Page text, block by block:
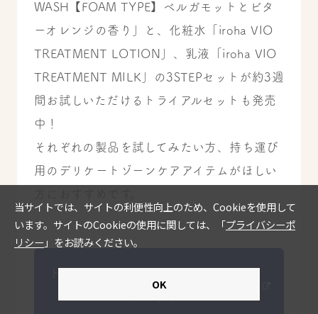
WASH【FOAM TYPE】ベルガモットとビタ
ーオレンジの香り」と、化粧水「iroha VIO
TREATMENT LOTION」、乳液「iroha VIO
TREATMENT MILK」の3STEPセットが約3週
間お試しいただけるトライアルセットも発売
中！
それぞれの製品を試してみたい方、持ち運び
用のデリケートゾーンケアアイテムがほしい